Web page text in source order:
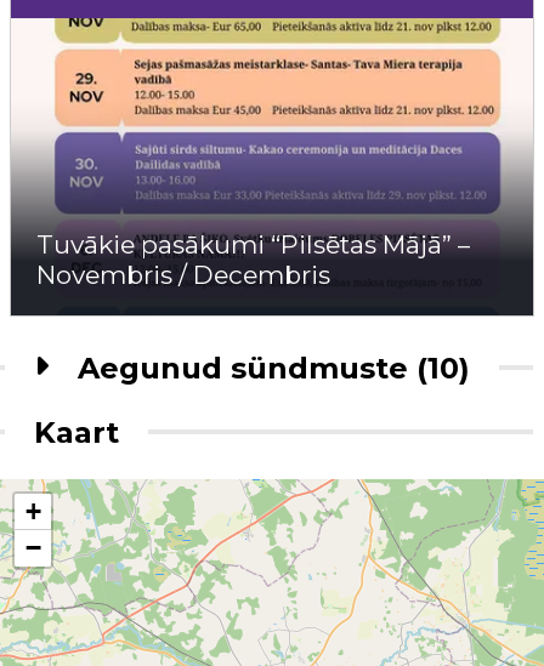
Tuvākie pasākumi “Pilsētas Mājā” –
Novembris / Decembris
Aegunud sündmuste (10)
Kaart
+
−